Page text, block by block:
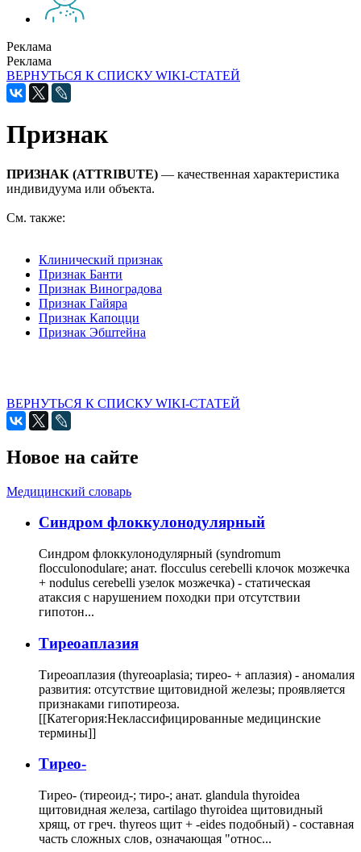
Реклама
Реклама
ВЕРНУТЬСЯ К СПИСКУ WIKI-СТАТЕЙ
Признак
ПРИЗНАК (ATTRIBUTE) — качественная характеристика
индивидуума или объекта.
См. также:
Клинический признак
Признак Банти
Признак Виноградова
Признак Гайяра
Признак Капоцци
Признак Эбштейна
ВЕРНУТЬСЯ К СПИСКУ WIKI-СТАТЕЙ
Новое на сайте
Медицинский словарь
Cиндром флоккулонодулярный
Синдром флоккулонодулярный (syndromum
flocculonodulare; анат. flocculus cerebelli клочок мозжечка
+ nodulus cerebelli узелок мозжечка) - статическая
атаксия с нарушением походки при отсутствии
гипотон...
Тиреоаплазия
Тиреоаплазия (thyreoaplasia; тирео- + аплазия) - аномалия
развития: отсутствие щитовидной железы; проявляется
признаками гипотиреоза.
[[Категория:Неклассифицированные медицинские
термины]]
Тирео-
Тирео- (тиреоид-; тиро-; анат. glandula thyroidea
щитовидная железа, cartilago thyroidea щитовидный
хрящ, от греч. thyreos щит + -eides подобный) - составная
часть сложных слов, означающая "относ...